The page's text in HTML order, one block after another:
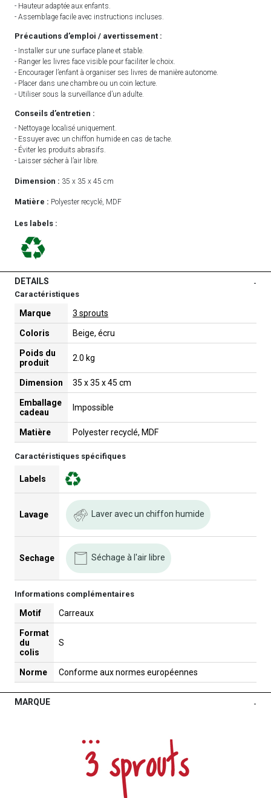
- Hauteur adaptée aux enfants.
- Assemblage facile avec instructions incluses.
Précautions d’emploi / avertissement :
- Installer sur une surface plane et stable.
- Ranger les livres face visible pour faciliter le choix.
- Encourager l’enfant à organiser ses livres de manière autonome.
- Placer dans une chambre ou un coin lecture.
- Utiliser sous la surveillance d’un adulte.
Conseils d’entretien :
- Nettoyage localisé uniquement.
- Essuyer avec un chiffon humide en cas de tache.
- Éviter les produits abrasifs.
- Laisser sécher à l’air libre.
Dimension : 35 x 35 x 45 cm
Matière : Polyester recyclé, MDF
Les labels :
DETAILS -
Caractéristiques
Marque 3 sprouts
Coloris Beige, écru
Poids du
produit
2.0 kg
Dimension 35 x 35 x 45 cm
Emballage
cadeau
Impossible
Matière Polyester recyclé, MDF
Caractéristiques spécifiques
Labels
Lavage Laver avec un chiffon humide
Sechage Séchage à l'air libre
Informations complémentaires
Motif Carreaux
Format
du
colis
S
Norme Conforme aux normes européennes
MARQUE -